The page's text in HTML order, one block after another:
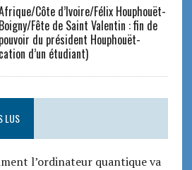
Côte d’Ivoire/Félix Houphouët-
Boigny/Fête de Saint Valentin : fin de
pouvoir du président Houphouët-
d’un étudiant)
LUS
l’ordinateur quantique va